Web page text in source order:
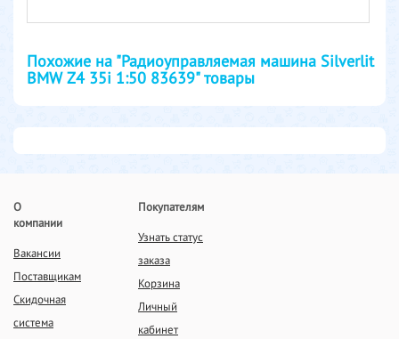
Похожие на "Радиоуправляемая машина Silverlit
BMW Z4 35i 1:50 83639" товары
О
компании
Вакансии
Поставщикам
Скидочная
система
Покупателям
Узнать статус
заказа
Корзина
Личный
кабинет